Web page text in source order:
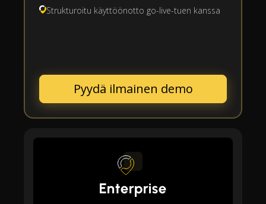
Strukturoitu käyttöönotto go-live-tuen kanssa
Pyydä ilmainen demo
Enterprise